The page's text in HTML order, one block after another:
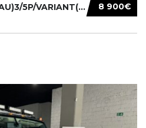
8 900€
VOLKSWAGEN GOLF VII(AU)3/5P/VARIANT(12-16 20...